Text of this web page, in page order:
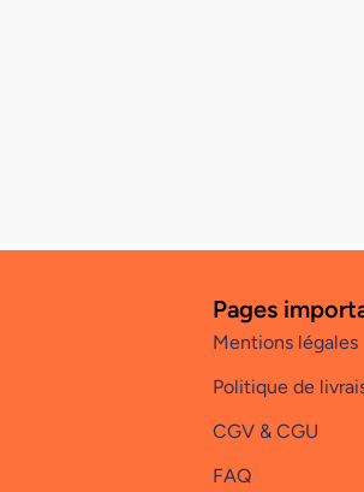
Pages
Mentions légales
Politique de
CGV & CGU
FAQ